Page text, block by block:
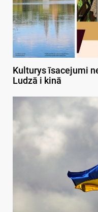
Kulturys īsacejumi
Ludzā i kinā